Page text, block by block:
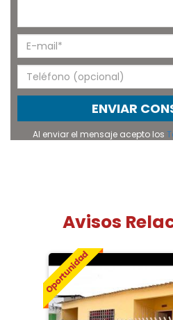
ENVIAR
Al enviar el mensaje acepto los
Avisos